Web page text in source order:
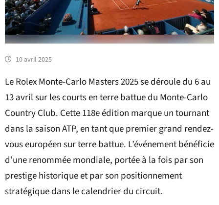
10 avril 2025
Le Rolex Monte-Carlo Masters 2025 se déroule du 6 au
13 avril sur les courts en terre battue du Monte-Carlo
Country Club. Cette 118e édition marque un tournant
dans la saison ATP, en tant que premier grand rendez-
vous européen sur terre battue. L’événement bénéficie
d’une renommée mondiale, portée à la fois par son
prestige historique et par son positionnement
stratégique dans le calendrier du circuit.